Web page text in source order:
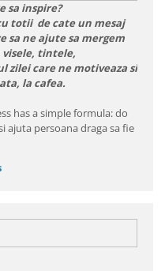
sa inspire?
totii de cate un mesaj
ne ajute sa mergem
visele, tintele,
zilei care ne motiveaza si
la cafea.
has a simple formula: do
ajuta persoana draga sa fie